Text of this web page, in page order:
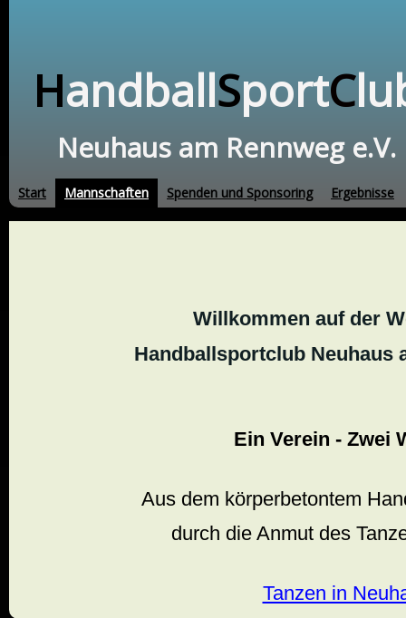
HandballSportC
Neuhaus am Rennweg e.V.
Start Mannschaften Spenden und Sponsoring Ergebnisse
Willkommen auf der
Handballsportclub Neuhaus
Ein Verein - Zwei
Aus dem körperbetontem
durch die Anmut des
Tanzen in